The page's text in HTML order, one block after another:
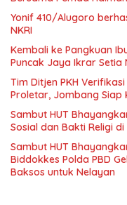
Yonif 410/Alugoro
NKRI
Kembali ke Pangkuan
Puncak Jaya Ikrar Setia
Tim Ditjen PKH
Proletar, Jombang Siap
Sambut HUT
Sosial dan Bakti Religi
Sambut HUT
Biddokkes Polda PBD
Baksos untuk Nelayan